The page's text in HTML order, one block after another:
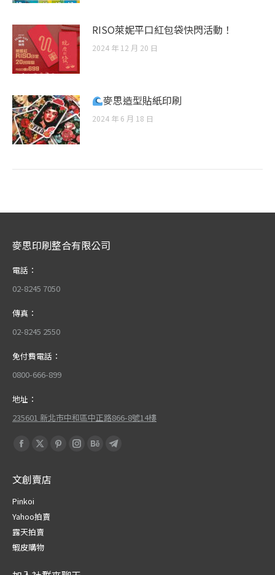
RISO萊妮平口紅包袋快閃活動！
2024 年 12 月 20 日
麥思造型貼紙印刷
2024 年 6 月 18 日
麥思印刷整合有限公司
電話：
02-8245 7050
傳真：
02-8245 2550
免付費電話：
0800-666-899
地址：
235601 新北市中和區中正路866-8號14樓
Find us on:
Facebook
opens
in
new
window
X
opens
new
window
PinterestInstagram
BehanceTelegram
文創賣店
Pinkoi
Yahoo拍賣
露天拍賣
蝦皮購物